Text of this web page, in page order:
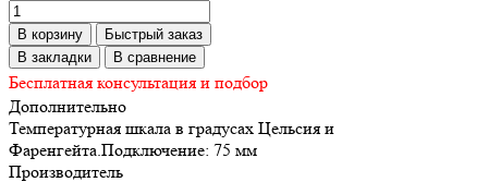
В корзину
Быстрый заказ
В закладки
В сравнение
Бесплатная консультация и подбор
Дополнительно
Температурная шкала в градусах Цельсия и
Фаренгейта.Подключение: 75 мм
Производитель